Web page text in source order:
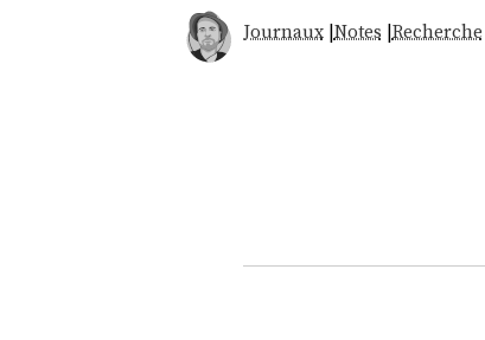
Journaux|Notes |Recherche